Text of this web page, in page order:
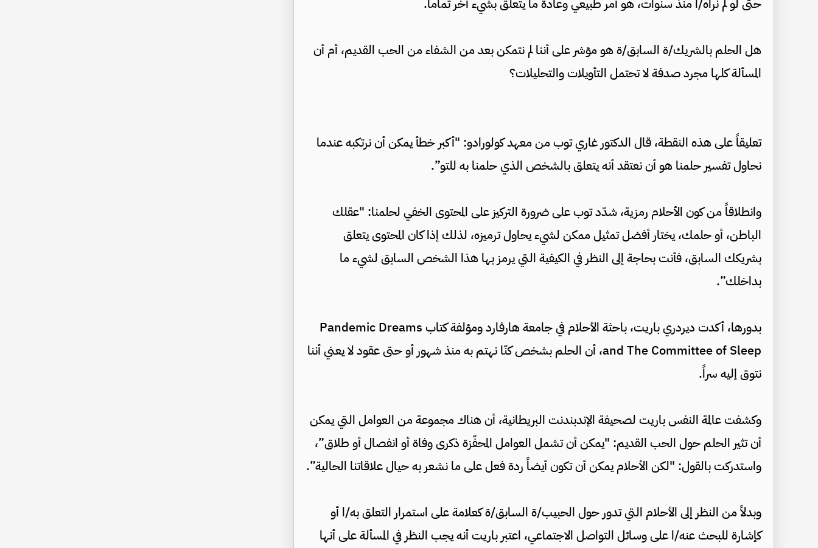
هل الحلم بالشريك/ة السابق/ة هو مؤشر على أننا لم نتمكن بعد من الشفاء من الحب القديم، أم أن
المسألة كلها مجرد صدفة لا تحتمل التأويلات والتحليلات؟
تعليقاً على هذه النقطة، قال الدكتور غاري توب من معهد كولورادو: "أكبر خطأ يمكن أن نرتكبه عندما
نحاول تفسير حلمنا هو أن نعتقد أنه يتعلق بالشخص الذي حلمنا به للتو”.
وانطلاقاً من كون الأحلام رمزية، شدّد توب على ضرورة التركيز على المحتوى الخفي لحلمنا: "عقلك
الباطن، أو حلمك، يختار أفضل تمثيل ممكن لشيء يحاول ترميزه، لذلك إذا كان المحتوى يتعلق
بشريكك السابق، فأنت بحاجة إلى النظر في الكيفية التي يرمز بها هذا الشخص السابق لشيء ما
بداخلك”.
بدورها، أكدت ديردري باريت، باحثة الأحلام في جامعة هارفارد ومؤلفة كتاب Pandemic Dreams
and The Committee of Sleep، أن الحلم بشخص كنّا نهتم به منذ شهور أو حتى عقود لا يعني أننا
نتوق إليه سراً.
وكشفت عالمة النفس باريت لصحيفة الإندبندنت البريطانية، أن هناك مجموعة من العوامل التي يمكن
أن تثير الحلم حول الحب القديم: "يمكن أن تشمل العوامل المحفّزة ذكرى وفاة أو انفصال أو طلاق”،
واستدركت بالقول: "لكن الأحلام يمكن أن تكون أيضاً ردة فعل على ما نشعر به حيال علاقاتنا الحالية”.
وبدلاً من النظر إلى الأحلام التي تدور حول الحبيب/ة السابق/ة كعلامة على استمرار التعلق به/ا أو
كإشارة للبحث عنه/ا على وسائل التواصل الاجتماعي، اعتبر باريت أنه يجب النظر في المسألة على أنها